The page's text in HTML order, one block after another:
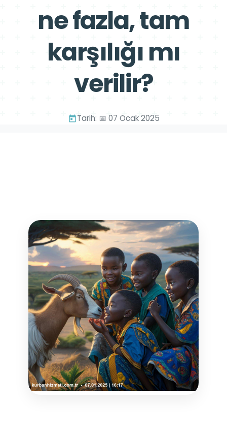
ne fazla, tam
karşılığı mı
verilir?
Tarih: 📅 07 Ocak 2025